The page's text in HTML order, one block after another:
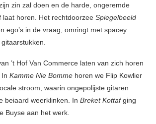
zin zal doen en de harde, ongeremde
laat horen. Het rechtdoorzee Spiegelbeeld
ego’s in de vraag, omringt met spacey
’t Hof Van Commerce laten van zich horen
In Kamme Nie Bomme horen we Flip Kowlier
stroom, waarin ongepolijste gitaren
beiaard weerklinken. In Breket Kottafging
Buyse aan het werk.